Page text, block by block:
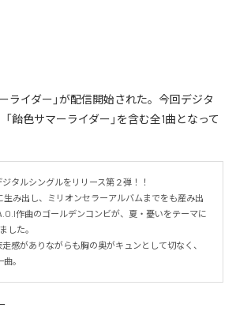
ライダー」が配信開始された。今回デジタ
飴色サマーライダー」を含む全1曲となって
タルシングルをリリース第２弾！！
生み出し、ミリオンセラーアルバムまでをも産み出
作曲のゴールデンコンビが、夏・憂いをテーマに
した。
感がありながらも胸の奥がキュンとして切なく、
。